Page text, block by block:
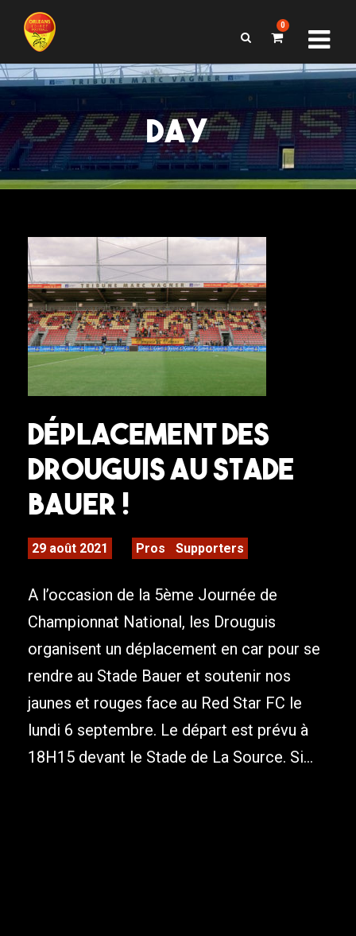
0
DAY
Déplacement des
Drouguis au Stade
Bauer !
29 août 2021 Pros Supporters
A l’occasion de la 5ème Journée de
Championnat National, les Drouguis
organisent un déplacement en car pour se
rendre au Stade Bauer et soutenir nos
jaunes et rouges face au Red Star FC le
lundi 6 septembre. Le départ est prévu à
18H15 devant le Stade de La Source. Si...